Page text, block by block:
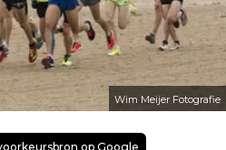
Wim Meijer Fotografie
op Google